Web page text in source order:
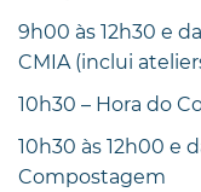
9h00 às 12h30 e
CMIA (inclui
10h30 – Hora do
10h30 às 12h00 e
Compostagem